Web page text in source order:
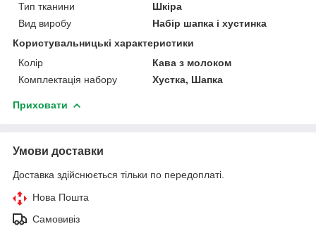
Тип тканини
Шкіра
Вид виробу
Набір шапка і хустинка
Користувальницькі характеристики
Колір
Кава з молоком
Комплектація набору
Хустка, Шапка
Приховати
Умови доставки
Доставка здійснюється тільки по передоплаті.
Нова Пошта
Самовивіз